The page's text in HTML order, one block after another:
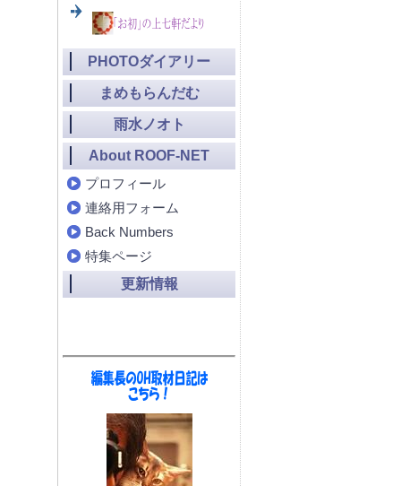
PHOTOダイアリー
まめもらんだむ
雨水ノオト
About ROOF-NET
プロフィール
連絡用フォーム
Back Numbers
特集ページ
更新情報